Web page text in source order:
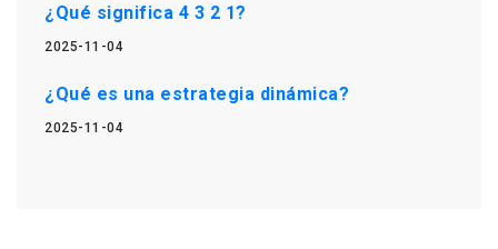
¿Qué significa 4 3 2 1?
2025-11-04
¿Qué es una estrategia dinámica?
2025-11-04